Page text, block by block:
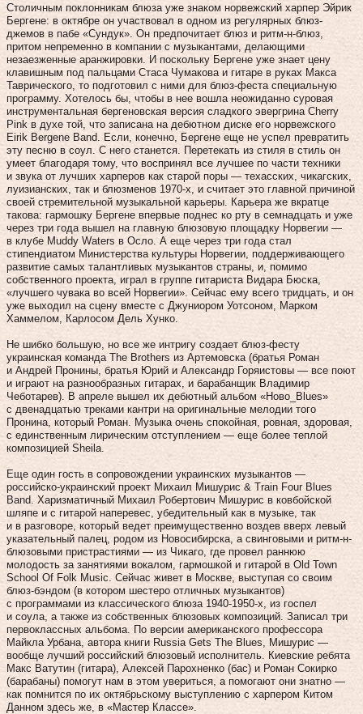
Столичным поклонникам блюза уже знаком норвежский харпер Эйрик
Бергене: в октябре он участвовал в одном из регулярных блюз-
джемов в пабе «Сундук». Он предпочитает блюз и ритм-н-блюз,
притом непременно в компании с музыкантами, делающими
незаезженные аранжировки. И поскольку Бергене уже знает цену
клавишным под пальцами Стаса Чумакова и гитаре в руках Макса
Таврического, то подготовил с ними для блюз-феста специальную
программу. Хотелось бы, чтобы в нее вошла неожиданно суровая
инструментальная бергеновская версия сладкого эвергрина Cherry
Pink в духе той, что записана на дебютном диске его норвежского
Eirik Bergene Band. Если, конечно, Бергене еще не успел превратить
эту песню в соул. С него станется. Перетекать из стиля в стиль он
умеет благодаря тому, что воспринял все лучшее по части техники
и звука от лучших харперов как старой поры — техасских, чикагских,
луизианских, так и блюзменов 1970‑х, и считает это главной причиной
своей стремительной музыкальной карьеры. Карьера же вкратце
такова: гармошку Бергене впервые поднес ко рту в семнадцать и уже
через три года вышел на главную блюзовую площадку Норвегии —
в клубе Muddy Waters в Осло. А еще через три года стал
стипендиатом Министерства культуры Норвегии, поддерживающего
развитие самых талантливых музыкантов страны, и, помимо
собственного проекта, играл в группе гитариста Видара Бюска,
«лучшего чувака во всей Норвегии». Сейчас ему всего тридцать, и он
уже выходил на сцену вместе с Джуниором Уотсоном, Марком
Хаммелом, Карлосом Дель Хунко.
Не шибко большую, но все же интригу создает блюз-фесту
украинская команда The Brothers из Артемовска (братья Роман
и Андрей Пронины, братья Юрий и Александр Горяистовы — все поют
и играют на разнообразных гитарах, и барабанщик Владимир
Чеботарев). В апреле вышел их дебютный альбом «Ново_Blues»
с двенадцатью треками кантри на оригинальные мелодии того
Пронина, который Роман. Музыка очень спокойная, ровная, здоровая,
с единственным лирическим отступлением — еще более теплой
композицией Sheila.
Еще один гость в сопровождении украинских музыкантов —
российско-украинский проект Михаил Мишурис & Train Four Blues
Band. Харизматичный Михаил Робертович Мишурис в ковбойской
шляпе и с гитарой наперевес, убедительный как в музыке, так
и в разговоре, который ведет преимущественно воздев вверх левый
указательный палец, родом из Новосибирска, а свинговыми и ритм-н-
блюзовыми пристрастиями — из Чикаго, где провел раннюю
молодость за занятиями вокалом, гармошкой и гитарой в Old Town
School Of Folk Music. Сейчас живет в Москве, выступая со своим
блюз-бэндом (в котором шестеро отличных музыкантов)
с программами из классического блюза 1940‑1950‑х, из госпел
и соула, а также из собственных блюзовых композиций. Записал три
первоклассных альбома. По версии американского профессора
Майкла Урбана, автора книги Russia Gets The Blues, Мишурис —
вообще лучший российский блюзовый исполнитель. Киевские ребята
Макс Ватутин (гитара), Алексей Парохненко (бас) и Роман Сокирко
(барабаны) помогут нам в этом увериться, а помогают они знатно —
как помнится по их октябрьскому выступлению с харпером Китом
Данном здесь же, в «Мастер Классе».